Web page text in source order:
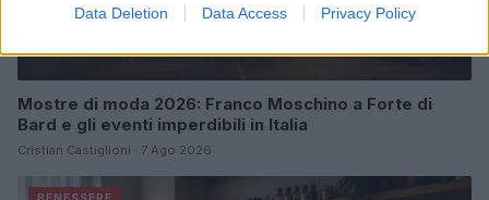
Data Deletion Data Access Privacy Policy
Mostre di moda 2026: Franco Moschino a Forte di
Bard e gli eventi imperdibili in Italia
Cristian Castiglioni · 7 Ago 2026